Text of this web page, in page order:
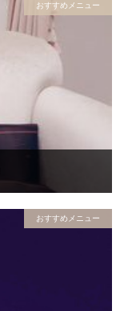
おすすめメニュー
おすすめメニュー